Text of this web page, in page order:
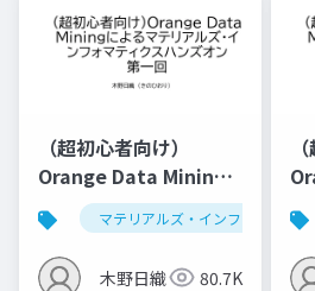
（超初心者向け）
Orange Data Mining
によるマテリアルズ・
インフォマティクスハ
ンズオン第一回
マテリアルズ・インフォマティクス
木野日織 80.7K
ン